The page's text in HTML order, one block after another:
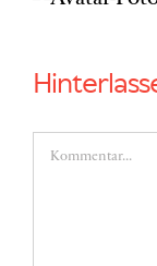
Kommentar